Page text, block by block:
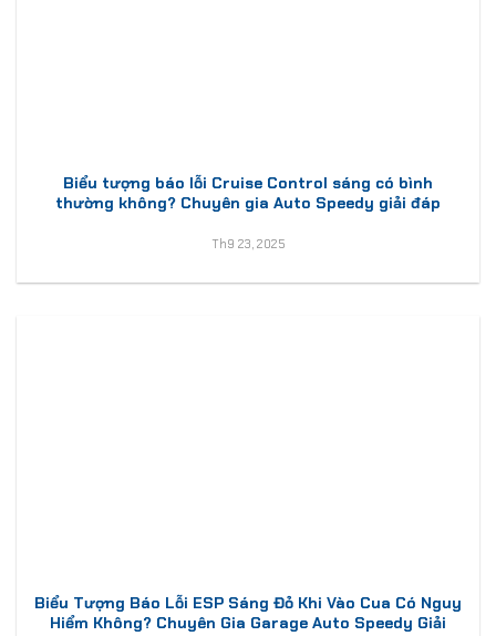
Biểu tượng báo lỗi Cruise Control sáng có bình
thường không? Chuyên gia Auto Speedy giải đáp
Th9 23, 2025
Biểu Tượng Báo Lỗi ESP Sáng Đỏ Khi Vào Cua Có Nguy
Hiểm Không? Chuyên Gia Garage Auto Speedy Giải